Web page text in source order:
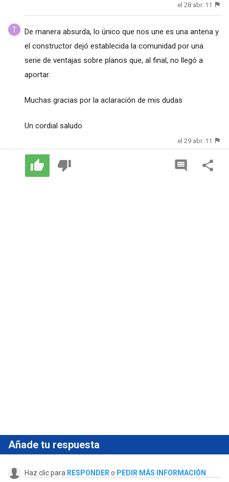
el 28 abr. 11
De manera absurda, lo único que nos une es una antena y
el constructor dejó establecida la comunidad por una
serie de ventajas sobre planos que, al final, no llegó a
aportar.
Muchas gracias por la aclaración de mis dudas
Un cordial saludo
el 29 abr. 11
Añade tu respuesta
Haz clic para RESPONDER o PEDIR MÁS INFORMACIÓN